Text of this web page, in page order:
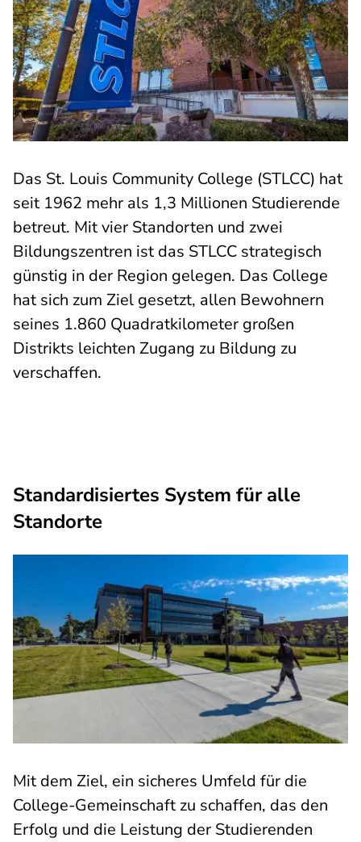
Das St. Louis Community College (STLCC) hat
seit 1962 mehr als 1,3 Millionen Studierende
betreut. Mit vier Standorten und zwei
Bildungszentren ist das STLCC strategisch
günstig in der Region gelegen. Das College
hat sich zum Ziel gesetzt, allen Bewohnern
seines 1.860 Quadratkilometer großen
Distrikts leichten Zugang zu Bildung zu
verschaffen.
Standardisiertes System für alle
Standorte
Mit dem Ziel, ein sicheres Umfeld für die
College-Gemeinschaft zu schaffen, das den
Erfolg und die Leistung der Studierenden